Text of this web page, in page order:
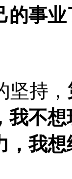
的事
持，
我不
，我